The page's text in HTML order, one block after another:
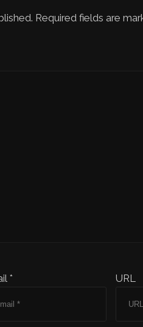
Required fields are
* URL